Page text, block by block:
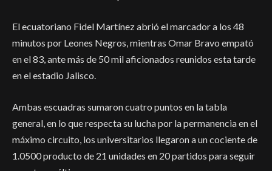
El ecuatoriano Fidel Martínez abrió el marcador a los 48
minutos por Leones Negros, mientras Omar Bravo empató
en el 83, ante más de 50 mil aficionados reunidos esta tarde
en el estadio Jalisco.
Ambas escuadras sumaron cuatro puntos en la tabla
general, en lo que respecta su lucha por la permanencia en el
máximo circuito, los universitarios llegaron a un cociente de
1.0500 producto de 21 unidades en 20 partidos para seguir